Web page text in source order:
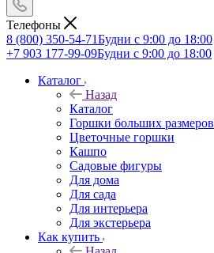
Телефоны
8 (800) 350-54-71Будни с 9:00 до 18:00
+7 903 177-99-09Будни с 9:00 до 18:00
Каталог
Назад
Каталог
Горшки больших размеров
Цветочные горшки
Кашпо
Садовые фигуры
Для дома
Для сада
Для интерьера
Для экстерьера
Как купить